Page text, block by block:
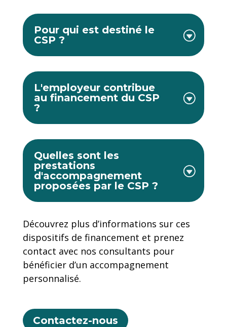
Pour qui est destiné le
CSP ?
L'employeur contribue
au financement du CSP
?
Quelles sont les
prestations
d'accompagnement
proposées par le CSP ?
Découvrez plus d’informations sur ces
dispositifs de financement et prenez
contact avec nos consultants pour
bénéficier d’un accompagnement
personnalisé.
Contactez-nous